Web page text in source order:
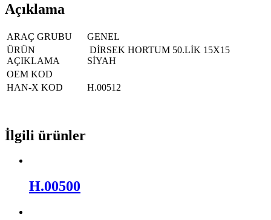
Açıklama
ARAÇ GRUBU
GENEL
ÜRÜN
AÇIKLAMA
DİRSEK HORTUM 50.LİK 15X15
SİYAH
OEM KOD
HAN-X KOD
H.00512
İlgili ürünler
H.00500